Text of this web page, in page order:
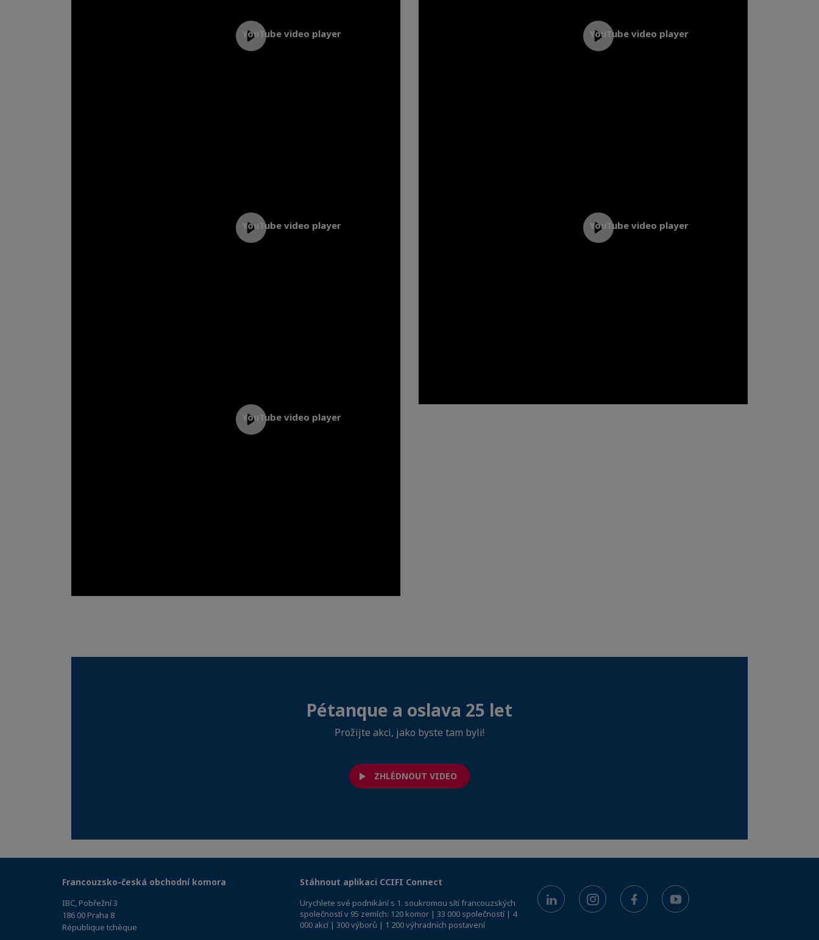
Pétanque a oslava 25 let
Prožijte akci, jako byste tam byli!
ZHLÉDNOUT VIDEO
Francouzsko-česká obchodní komora
IBC, Pobřežní 3
186 00 Praha 8
République tchèque
Stáhnout aplikaci CCIFI Connect
Urychlete své podnikání s 1. soukromou sítí francouzských
společností v 95 zemích: 120 komor | 33 000 společností | 4
000 akcí | 300 výborů | 1 200 výhradních postavení